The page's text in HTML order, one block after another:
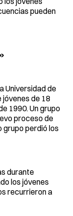
pueden
Universidad de
de 18
1990. Un grupo
proceso de
grupo perdió los
durante
los jóvenes
recurrieron a